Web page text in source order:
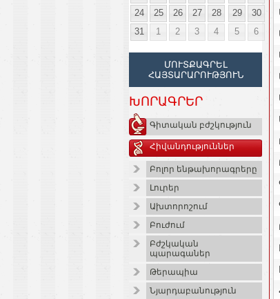
24
25 26 27 28 29
30
31
1 2 3 4 5 6
ՄՈՒՏՔԱԳՐԵԼ
ՀԱՅՏԱՐԱՐՈՒԹՅՈՒՆ
ԽՈՐԱԳՐԵՐ
Գիտական բժշկություն
Հիվանդություններ
Բոլոր ենթախորագրերը
Լուրեր
Ախտորոշում
Բուժում
Բժշկական
պարագաներ
Թերապիա
Նյարդաբանություն